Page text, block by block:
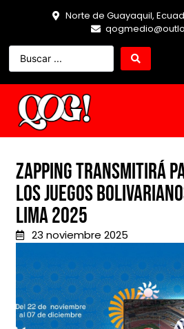
Norte de Guayaquil,
Zapping transmitirá
los Juegos
Lima 2025
23 noviembre 2025